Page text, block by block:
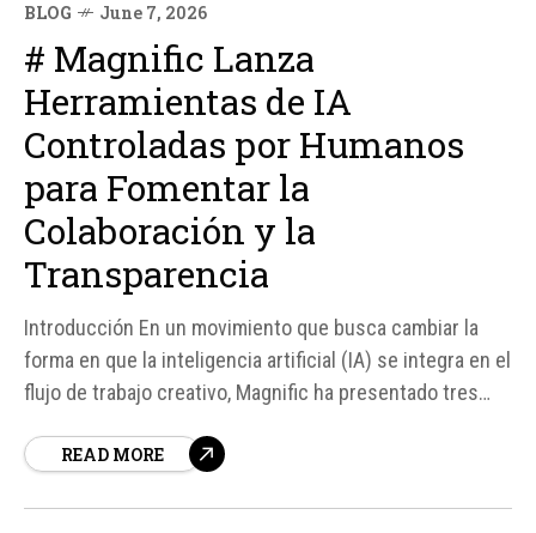
BLOG June 7, 2026
# Magnific Lanza
Herramientas de IA
Controladas por Humanos
para Fomentar la
Colaboración y la
Transparencia
Introducción En un movimiento que busca cambiar la
forma en que la inteligencia artificial (IA) se integra en el
flujo de trabajo creativo, Magnific ha presentado tres
proceso creativo abierto, editable y compartible entre
READ MORE